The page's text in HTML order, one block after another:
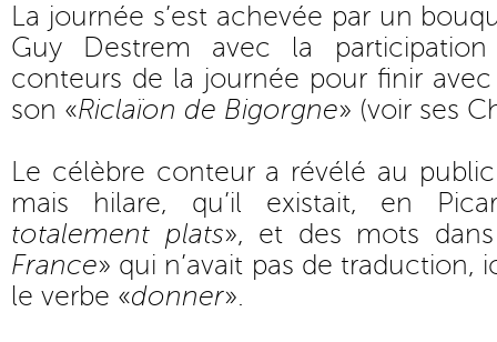
La journée s’est achevée par un
Guy Destrem avec la
conteurs de la journée pour finir
son «Riclaïon de Bigorgne» (voir ses
Le célèbre conteur a révélé au
mais hilare, qu’il existait, en
totalement plats», et des mots
France» qui n’avait pas de traduction,
le verbe «donner».